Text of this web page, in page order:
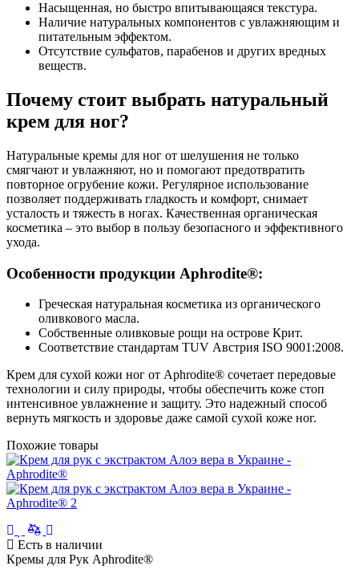
Насыщенная, но быстро впитывающаяся текстура.
Наличие натуральных компонентов с увлажняющим и
питательным эффектом.
Отсутствие сульфатов, парабенов и других вредных
веществ.
Почему стоит выбрать натуральный
крем для ног?
Натуральные кремы для ног от шелушения не только
смягчают и увлажняют, но и помогают предотвратить
повторное огрубение кожи. Регулярное использование
позволяет поддерживать гладкость и комфорт, снимает
усталость и тяжесть в ногах. Качественная органическая
косметика – это выбор в пользу безопасного и эффективного
ухода.
Особенности продукции Aphrodite®:
Греческая натуральная косметика из органического
оливкового масла.
Собственные оливковые рощи на острове Крит.
Соответствие стандартам TUV Австрия ISO 9001:2008.
Крем для сухой кожи ног от Aphrodite® сочетает передовые
технологии и силу природы, чтобы обеспечить коже стоп
интенсивное увлажнение и защиту. Это надежный способ
вернуть мягкость и здоровье даже самой сухой коже ног.
Похожие товары
Есть в наличии
Кремы для Рук Aphrodite®